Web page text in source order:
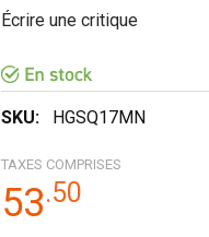
Écrire une critique
SKU: HGSQ17MN
TAXES COMPRISES
53.50